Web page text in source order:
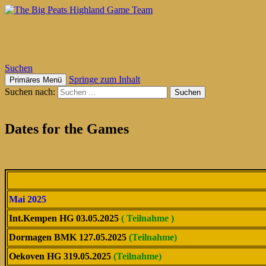
Suchen
Primäres Menü
Springe zum Inhalt
Suchen nach:
Dates for the Games
Mai 2025
Int.Kempen HG 03.05.2025 ( Teilnahme )
Dormagen BMK 127.05.2025 (Teilnahme)
Oekoven HG 319.05.2025 (Teilnahme)